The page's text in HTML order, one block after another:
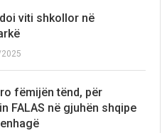
viti shkollor në
fëmijën tënd, për
FALAS në gjuhën shqipe